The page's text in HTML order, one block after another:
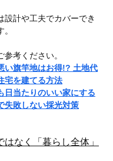
設計や工夫でカバーでき
考ください。
い旗竿地はお得!? 土地代
宅を建てる方法
日当たりのいい家にする
失敗しない採光対策
はなく「暮らし全体」